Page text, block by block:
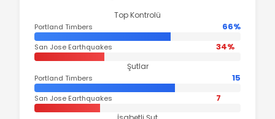
Top Kontrolü
Portland Timbers 66%
San Jose Earthquakes 34%
Şutlar
Portland Timbers 15
San Jose Earthquakes 7